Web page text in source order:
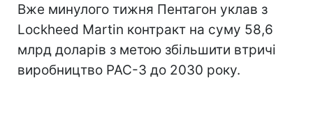
Вже минулого тижня Пентагон уклав з
Lockheed Martin контракт на суму 58,6
млрд доларів з метою збільшити втричі
виробництво PAC-3 до 2030 року.